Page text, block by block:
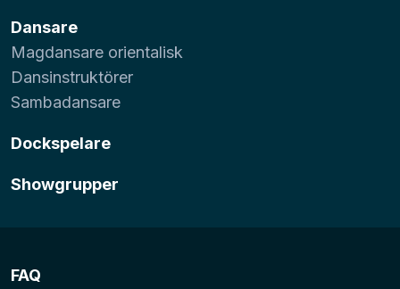
Dansare
Magdansare orientalisk
Dansinstruktörer
Sambadansare
Dockspelare
Showgrupper
FAQ